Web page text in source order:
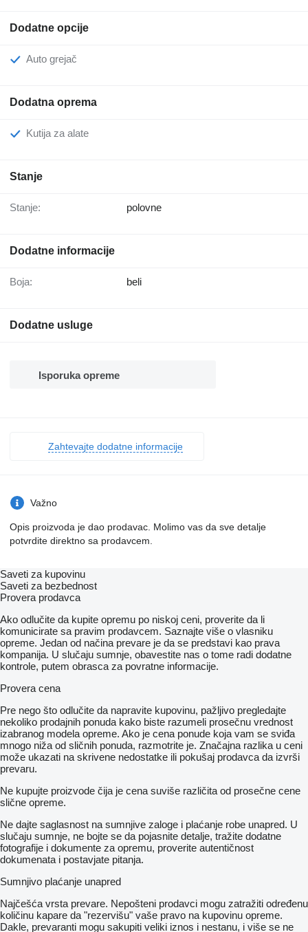
Dodatne opcije
Auto grejač
Dodatna oprema
Kutija za alate
Stanje
Stanje: polovne
Dodatne informacije
Boja: beli
Dodatne usluge
Isporuka opreme
Zahtevajte dodatne informacije
Važno
Opis proizvoda je dao prodavac. Molimo vas da sve detalje
potvrdite direktno sa prodavcem.
Saveti za kupovinu
Saveti za bezbednost
Provera prodavca
Ako odlučite da kupite opremu po niskoj ceni, proverite da li
komunicirate sa pravim prodavcem. Saznajte više o vlasniku
opreme. Jedan od načina prevare je da se predstavi kao prava
kompanija. U slučaju sumnje, obavestite nas o tome radi dodatne
kontrole, putem obrasca za povratne informacije.
Provera cena
Pre nego što odlučite da napravite kupovinu, pažljivo pregledajte
nekoliko prodajnih ponuda kako biste razumeli prosečnu vrednost
izabranog modela opreme. Ako je cena ponude koja vam se sviđa
mnogo niža od sličnih ponuda, razmotrite je. Značajna razlika u ceni
može ukazati na skrivene nedostatke ili pokušaj prodavca da izvrši
prevaru.
Ne kupujte proizvode čija je cena suviše različita od prosečne cene
slične opreme.
Ne dajte saglasnost na sumnjive zaloge i plaćanje robe unapred. U
slučaju sumnje, ne bojte se da pojasnite detalje, tražite dodatne
fotografije i dokumente za opremu, proverite autentičnost
dokumenata i postavjate pitanja.
Sumnjivo plaćanje unapred
Najčešća vrsta prevare. Nepošteni prodavci mogu zatražiti određenu
količinu kapare da "rezervišu" vaše pravo na kupovinu opreme.
Dakle, prevaranti mogu sakupiti veliki iznos i nestanu, i više se ne